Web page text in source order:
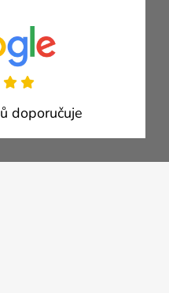
doporučuje